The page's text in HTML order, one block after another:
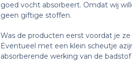
goed vocht absorbeert. Omdat wij
geen giftige stoffen.
Was de producten eerst voordat je
Eventueel met een klein scheutje
absorberende werking van de